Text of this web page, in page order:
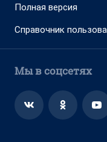
Полная версия
Справочник
Мы в соцсетях